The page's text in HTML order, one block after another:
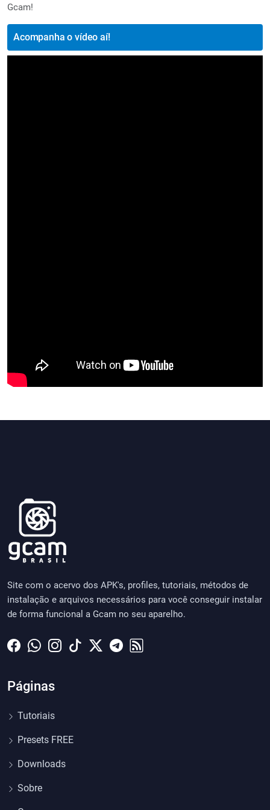
Gcam!
Acompanha o vídeo aí!
Site com o acervo dos APK's, profiles, tutoriais, métodos de
instalação e arquivos necessários para você conseguir instalar
de forma funcional a Gcam no seu aparelho.
Páginas
Tutoriais
Presets FREE
Downloads
Sobre